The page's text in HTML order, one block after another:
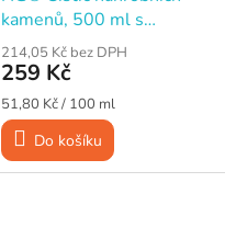
kamenů, 500 ml s
rozprašovačem
214,05 Kč bez DPH
259 Kč
Měrná
cena:
51,80 Kč / 100 ml
Do košíku